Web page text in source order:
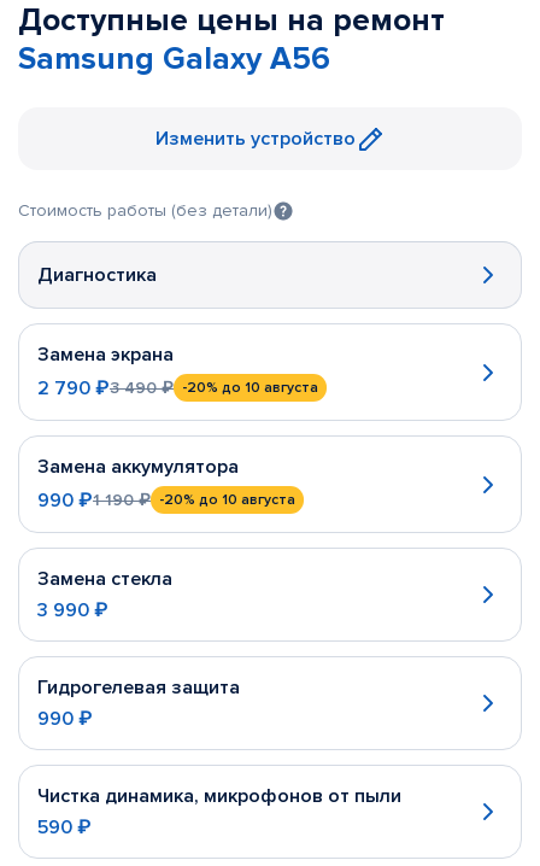
Доступные цены на ремонт
Samsung Galaxy A56
Изменить устройство
Стоимость работы (без детали)
Диагностика
Замена экрана
2 790 ₽3 490 ₽ -20% до 10 августа
Замена аккумулятора
990 ₽1 190 ₽ -20% до 10 августа
Замена стекла
3 990 ₽
Гидрогелевая защита
990 ₽
Чистка динамика, микрофонов от пыли
590 ₽